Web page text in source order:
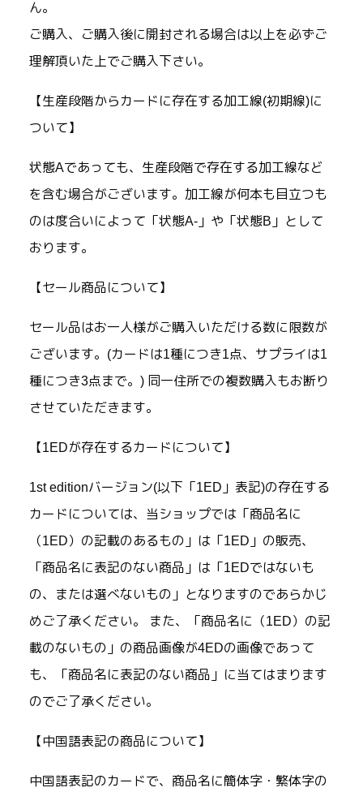
ん。
ご購入、ご購入後に開封される場合は以上を必ずご
理解頂いた上でご購入下さい。
【生産段階からカードに存在する加工線(初期線)に
ついて】
状態Aであっても、生産段階で存在する加工線など
を含む場合がございます。加工線が何本も目立つも
のは度合いによって「状態A-」や「状態B」として
おります。
【セール商品について】
セール品はお一人様がご購入いただける数に限数が
ございます。(カードは1種につき1点、サプライは1
種につき3点まで。) 同一住所での複数購入もお断り
させていただきます。
【1EDが存在するカードについて】
1st editionバージョン(以下「1ED」表記)の存在する
カードについては、当ショップでは「商品名に
（1ED）の記載のあるもの」は「1ED」の販売、
「商品名に表記のない商品」は「1EDではないも
の、または選べないもの」となりますのであらかじ
めご了承ください。 また、「商品名に（1ED）の記
載のないもの」の商品画像が4EDの画像であって
も、「商品名に表記のない商品」に当てはまります
のでご了承ください。
【中国語表記の商品について】
中国語表記のカードで、商品名に簡体字・繁体字の